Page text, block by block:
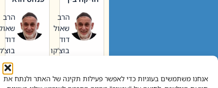
אנחנו משתמשים בעוגיות כדי לאפשר פעילות תקינה של האתר ולנתח את
הגדול לעם הרב
שאול
דוד
בוצ'קו
לשמוע קול תורה – מדרש
אליהו: בין
קנאות
הורסת
לקנאות
בונה
הרב
שאול
דוד
בוצ'קו
לשמוע קול